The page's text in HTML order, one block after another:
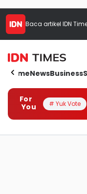
Baca artikel IDN
HomeNewsBusiness
For
You
# Yuk Vote